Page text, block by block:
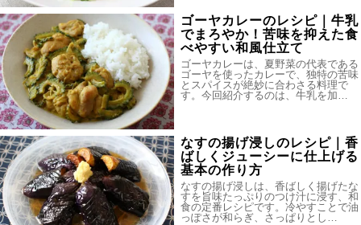
ゴーヤカレーのレシピ｜牛乳
でまろやか！苦味を抑えた食
べやすい和風仕立て
ゴーヤカレーは、夏野菜の代表である
ゴーヤを使ったカレーで、独特の苦味
とスパイスが絶妙に合わさる料理で
す。今回紹介するのは、牛乳を加…
なすの揚げ浸しのレシピ｜香
ばしくジューシーに仕上げる
基本の作り方
なすの揚げ浸しは、香ばしく揚げたな
すを旨味たっぷりのつけ汁に浸す、和
食の定番レシピです。冷やすことで油
っぽさが和らぎ、さっぱりとし…